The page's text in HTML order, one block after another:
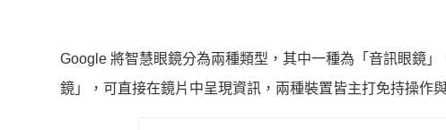
Google 將智慧眼鏡分為兩種類型，其中一種為「音訊眼鏡
鏡」，可直接在鏡片中呈現資訊，兩種裝置皆主打免持操作